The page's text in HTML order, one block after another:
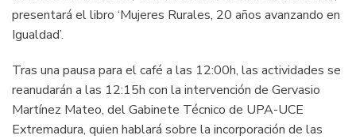
presentará el libro ‘Mujeres Rurales, 20 años avanzando en
Igualdad’.
Tras una pausa para el café a las 12:00h, las actividades se
reanudarán a las 12:15h con la intervención de Gervasio
Martínez Mateo, del Gabinete Técnico de UPA-UCE
Extremadura, quien hablará sobre la incorporación de las